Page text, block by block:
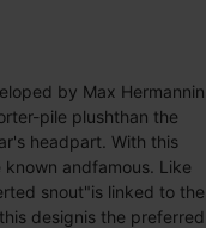
by Max Hermannin
pile plushthan the
headpart. With this
andfamous. Like
snout"is linked to the
designis the preferred